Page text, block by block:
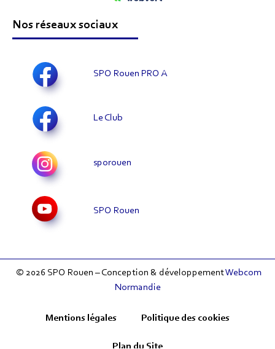
Nos réseaux sociaux
SPO Rouen PRO A
Le Club
sporouen
SPO Rouen
© 2026 SPO Rouen – Conception & développementWebcom
Normandie
Mentions légales Politique des cookies
Plan du Site